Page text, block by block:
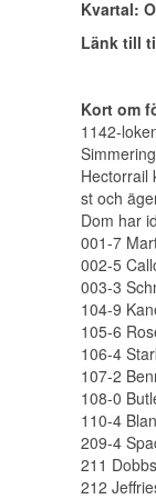
Kvartal:
Länk till
Kort om
1142-
Hectorrail
st och
Dom har
001-7
002-5
003-3
104-9
105-6
106-4
107-2
108-0
110-4
209-4
211 Dobbs
212